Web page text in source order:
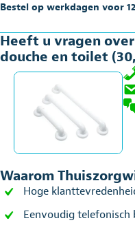
Bestel op werkdagen voor
Heeft u vragen
douche en toilet
Waarom
Hoge
Eenvoudig telefonisch